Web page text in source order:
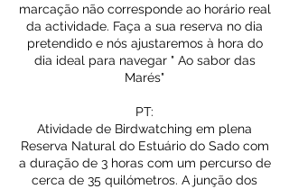
marcação não corresponde ao horário real
da actividade. Faça a sua reserva no dia
pretendido e nós ajustaremos à hora do
dia ideal para navegar " Ao sabor das
Marés"
PT:
Atividade de Birdwatching em plena
Reserva Natural do Estuário do Sado com
a duração de 3 horas com um percurso de
cerca de 35 quilómetros. A junção dos